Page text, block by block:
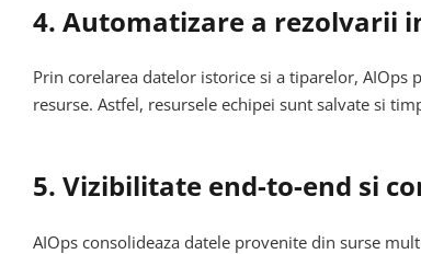
4. Automatizare a rezolvarii
Prin corelarea datelor istorice si a tiparelor,
resurse. Astfel, resursele echipei sunt salvate si
5. Vizibilitate end-to-end si
AIOps consolideaza datele provenite din surse